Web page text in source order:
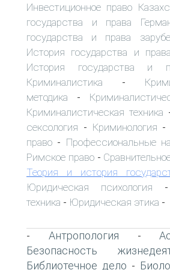
Инвестиционное право
государства и права
государства и права
История государства и
История государства и
Криминалистика -
методика -
Криминалистическая техника
сексология - Криминология -
право - Профессиональные
Римское право-
Теория и история
Юридическая психология
техника - Юридическая этика -
- Антропология -
Безопасность
Библиотечное дело -